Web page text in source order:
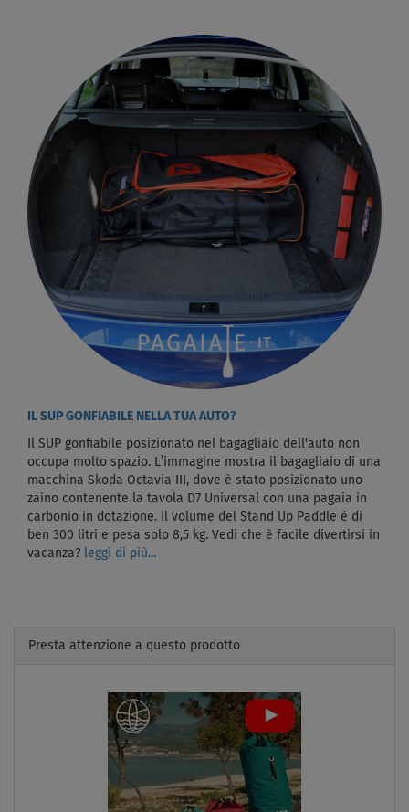
IL SUP GONFIABILE NELLA TUA AUTO?
Il SUP gonfiabile posizionato nel bagagliaio dell'auto non
occupa molto spazio. L’immagine mostra il bagagliaio di una
macchina Skoda Octavia III, dove è stato posizionato uno
zaino contenente la tavola D7 Universal con una pagaia in
carbonio in dotazione. Il volume del Stand Up Paddle è di
ben 300 litri e pesa solo 8,5 kg. Vedi che è facile divertirsi in
vacanza? leggi di più...
Presta attenzione a questo prodotto
Previous